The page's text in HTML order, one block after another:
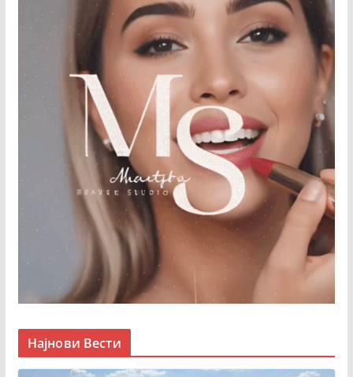
Најнови Вести